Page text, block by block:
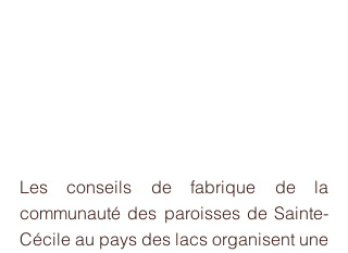
Les conseils de fabrique de la
communauté des paroisses de Sainte-
Cécile au pays des lacs organisent une